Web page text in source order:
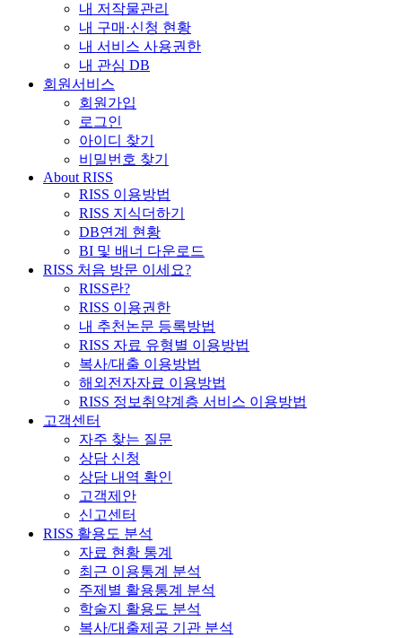
내 저작물관리
내 구매·신청 현황
내 서비스 사용권한
내 관심 DB
회원서비스
회원가입
로그인
아이디 찾기
비밀번호 찾기
About RISS
RISS 이용방법
RISS 지식더하기
DB연계 현황
BI 및 배너 다운로드
RISS 처음 방문 이세요?
RISS란?
RISS 이용권한
내 추천논문 등록방법
RISS 자료 유형별 이용방법
복사/대출 이용방법
해외전자자료 이용방법
RISS 정보취약계층 서비스 이용방법
고객센터
자주 찾는 질문
상담 신청
상담 내역 확인
고객제안
신고센터
RISS 활용도 분석
자료 현황 통계
최근 이용통계 분석
주제별 활용통계 분석
학술지 활용도 분석
복사/대출제공 기관 분석